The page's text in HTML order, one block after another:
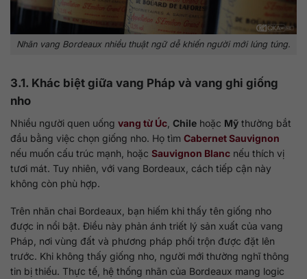
Nhãn vang Bordeaux nhiều thuật ngữ dễ khiến người mới lúng túng.
3.1. Khác biệt giữa vang Pháp và vang ghi giống
nho
Nhiều người quen uống vang từ Úc Chile hoặc Mỹ thường bắt
đầu bằng việc chọn giống nho. Họ tìm Cabernet Sauvignon
nếu muốn cấu trúc mạnh, hoặc Sauvignon Blanc nếu thích vị
tươi mát. Tuy nhiên, với vang Bordeaux, cách tiếp cận này
không còn phù hợp.
Trên nhãn chai Bordeaux, bạn hiếm khi thấy tên giống nho
được in nổi bật. Điều này phản ánh triết lý sản xuất của vang
Pháp, nơi vùng đất và phương pháp phối trộn được đặt lên
trước. Khi không thấy giống nho, người mới thường nghĩ thông
tin bị thiếu. Thực tế, hệ thống nhãn của Bordeaux mang logic